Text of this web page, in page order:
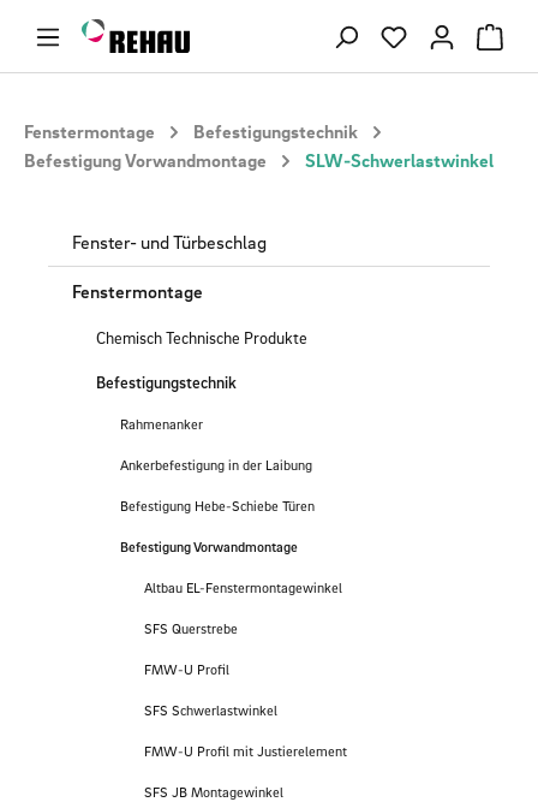
Zum Hauptinhalt springen Du hast 0
Fenstermontage
Befestigungstechnik
Befestigung Vorwandmontage
SLW-Schwerlastwinkel
Fenster- und Türbeschlag
Fenstermontage
Chemisch Technische Produkte
Befestigungstechnik
Rahmenanker
Ankerbefestigung in der Laibung
Befestigung Hebe-Schiebe Türen
Befestigung Vorwandmontage
Altbau EL-Fenstermontagewinkel
SFS Querstrebe
FMW-U Profil
SFS Schwerlastwinkel
FMW-U Profil mit Justierelement
SFS JB Montagewinkel